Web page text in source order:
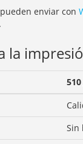
enviar con
.
la
Sin